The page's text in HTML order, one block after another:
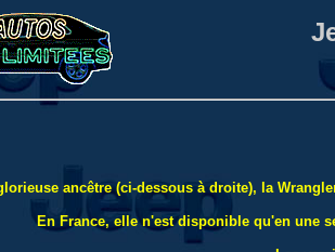
ancêtre (ci-dessous à droite), la
En France, elle n'est disponible qu'en une